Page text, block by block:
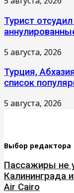
Турист
5 августа, 2026
Турция,
список
5 августа, 2026
Выбор редактора
Пассажиры не
Калининграда
Air Cairo